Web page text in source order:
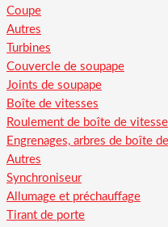
Coupe
Autres
Turbines
Couvercle de soupape
Joints de soupape
Boîte de vitesses
Roulement de boîte de
Engrenages, arbres de boîte
Autres
Synchroniseur
Allumage et préchauffage
Tirant de porte